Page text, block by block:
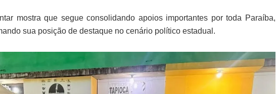
mostra que segue consolidando apoios importantes por toda Paraíba,
sua posição de destaque no cenário político estadual.